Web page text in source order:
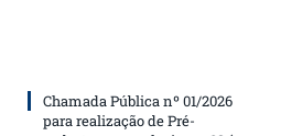
Chamada Pública nº 01/2026
para realização de Pré-